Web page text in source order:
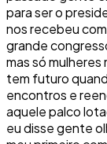
para ser o
nos recebeu
grande
mas só
tem futuro
encontros e
aquele palco
eu disse gente